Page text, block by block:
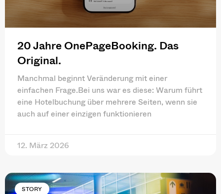
20 Jahre OnePageBooking. Das
Original.
Manchmal beginnt Veränderung mit einer
einfachen Frage.Bei uns war es diese: Warum führt
eine Hotelbuchung über mehrere Seiten, wenn sie
auch auf einer einzigen funktionieren
12. März 2026
STORY